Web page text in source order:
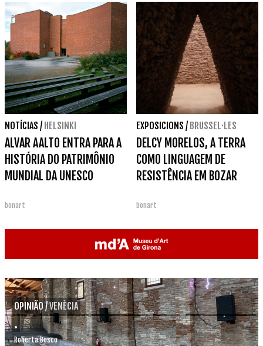
NOTÍCIAS / HELSINKI
ALVAR AALTO ENTRA PARA A
HISTÓRIA DO PATRIMÔNIO
MUNDIAL DA UNESCO
bonart
EXPOSICIONS / BRUSSEL·LES
DELCY MORELOS, A TERRA
COMO LINGUAGEM DE
RESISTÊNCIA EM BOZAR
bonart
OPINIÃO/VENÈCIA
.
Roberta Bosco